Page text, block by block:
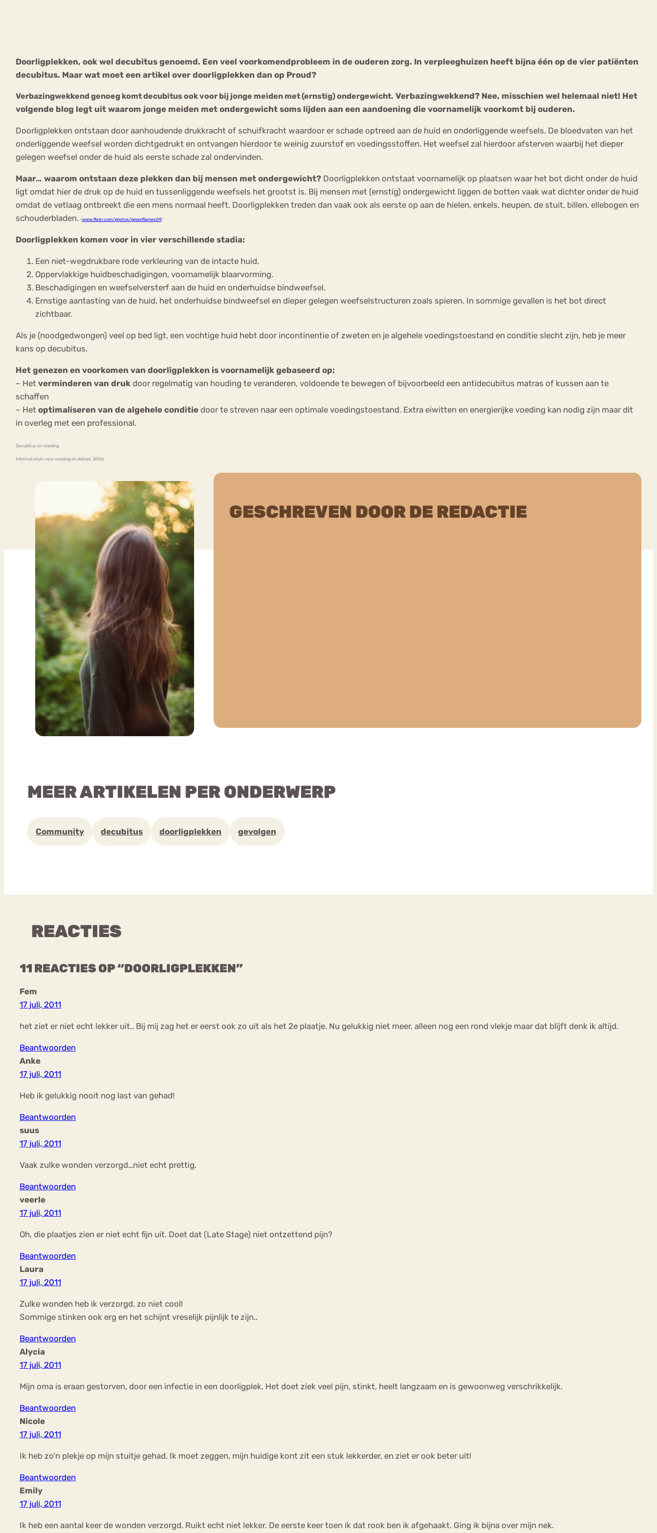
Doorligplekken, ook wel decubitus genoemd. Een veel voorkomendprobleem in de ouderen zorg. In verpleeghuizen heeft bijna één op de vier patiënten
decubitus. Maar wat moet een artikel over doorligplekken dan op Proud?
Verbazingwekkend genoeg komt decubitus ook voor bij jonge meiden met (ernstig) ondergewicht. Verbazingwekkend? Nee, misschien wel helemaal niet! Het
volgende blog legt uit waarom jonge meiden met ondergewicht soms lijden aan een aandoening die voornamelijk voorkomt bij ouderen.
Doorligplekken ontstaan door aanhoudende drukkracht of schuifkracht waardoor er schade optreed aan de huid en onderliggende weefsels. De bloedvaten van het
onderliggende weefsel worden dichtgedrukt en ontvangen hierdoor te weinig zuurstof en voedingsstoffen. Het weefsel zal hierdoor afsterven waarbij het dieper
gelegen weefsel onder de huid als eerste schade zal ondervinden.
Maar… waarom ontstaan deze plekken dan bij mensen met ondergewicht? Doorligplekken ontstaat voornamelijk op plaatsen waar het bot dicht onder de huid
ligt omdat hier de druk op de huid en tussenliggende weefsels het grootst is. Bij mensen met (ernstig) ondergewicht liggen de botten vaak wat dichter onder de huid
omdat de vetlaag ontbreekt die een mens normaal heeft. Doorligplekken treden dan vaak ook als eerste op aan de hielen, enkels, heupen, de stuit, billen, ellebogen en
schouderbladen. (www.flickr.com/photos/greenflames09)
Doorligplekken komen voor in vier verschillende stadia:
Een niet-wegdrukbare rode verkleuring van de intacte huid.
Oppervlakkige huidbeschadigingen, voornamelijk blaarvorming.
Beschadigingen en weefselversterf aan de huid en onderhuidse bindweefsel.
Ernstige aantasting van de huid, het onderhuidse bindweefsel en dieper gelegen weefselstructuren zoals spieren. In sommige gevallen is het bot direct
zichtbaar.
Als je (noodgedwongen) veel op bed ligt, een vochtige huid hebt door incontinentie of zweten en je algehele voedingstoestand en conditie slecht zijn, heb je meer
kans op decubitus.
Het genezen en voorkomen van doorligplekken is voornamelijk gebaseerd op:
– Het verminderen van druk door regelmatig van houding te veranderen, voldoende te bewegen of bijvoorbeeld een antidecubitus matras of kussen aan te
schaffen
– Het optimaliseren van de algehele conditie door te streven naar een optimale voedingstoestand. Extra eiwitten en energierijke voeding kan nodig zijn maar dit
in overleg met een professional.
Decubitus en voeding.
Informatorium voor voeding en diëtiek, 2006
GESCHREVEN DOOR DE REDACTIE
MEER ARTIKELEN PER ONDERWERP
Community decubitus doorligplekken gevolgen
REACTIES
11 REACTIES OP “DOORLIGPLEKKEN”
Fem
17 juli, 2011
het ziet er niet echt lekker uit.. Bij mij zag het er eerst ook zo uit als het 2e plaatje. Nu gelukkig niet meer, alleen nog een rond vlekje maar dat blijft denk ik altijd.
Beantwoorden
Anke
17 juli, 2011
Heb ik gelukkig nooit nog last van gehad!
Beantwoorden
suus
17 juli, 2011
Vaak zulke wonden verzorgd…niet echt prettig.
Beantwoorden
veerle
17 juli, 2011
Oh, die plaatjes zien er niet echt fijn uit. Doet dat (Late Stage) niet ontzettend pijn?
Beantwoorden
Laura
17 juli, 2011
Zulke wonden heb ik verzorgd, zo niet cool!
Sommige stinken ook erg en het schijnt vreselijk pijnlijk te zijn..
Beantwoorden
Alycia
17 juli, 2011
Mijn oma is eraan gestorven, door een infectie in een doorligplek. Het doet ziek veel pijn, stinkt, heelt langzaam en is gewoonweg verschrikkelijk.
Beantwoorden
Nicole
17 juli, 2011
Ik heb zo’n plekje op mijn stuitje gehad. Ik moet zeggen, mijn huidige kont zit een stuk lekkerder, en ziet er ook beter uit!
Beantwoorden
Emily
17 juli, 2011
Ik heb een aantal keer de wonden verzorgd. Ruikt echt niet lekker. De eerste keer toen ik dat rook ben ik afgehaakt. Ging ik bijna over mijn nek.
Orthorexia
Afvallen Angst